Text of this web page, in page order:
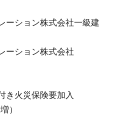
ョン株式会社一級建
ョン株式会社
災保険要加入
）